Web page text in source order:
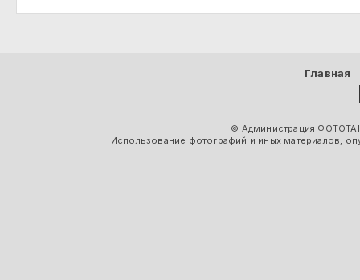
Главная
© Администрация
Использование фотографий и иных материалов,